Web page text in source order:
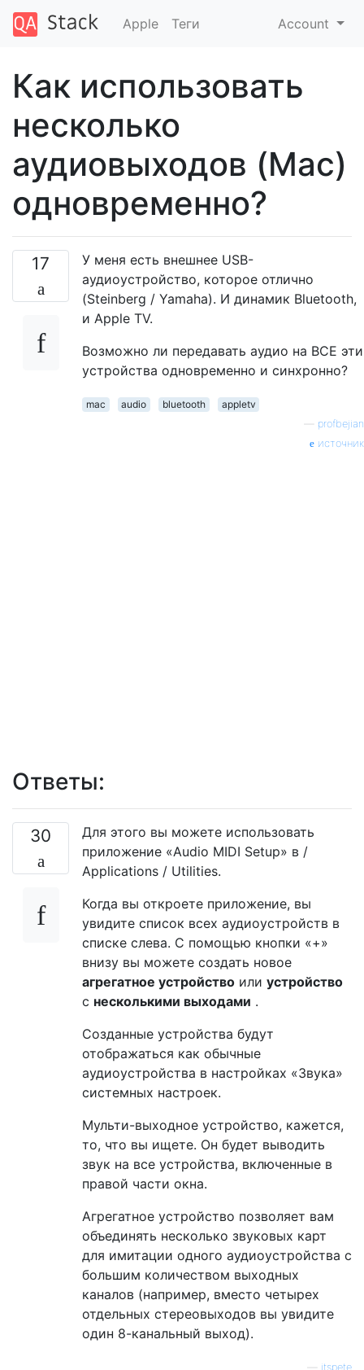
Apple Теги Account
Как использовать
несколько
аудиовыходов (Mac)
одновременно?
17
У меня есть внешнее USB-
аудиоустройство, которое отлично
(Steinberg / Yamaha). И динамик Bluetooth,
и Apple TV.
Возможно ли передавать аудио на ВСЕ эти
устройства одновременно и синхронно?
mac audio bluetooth
appletv
profbejian
источник
Ответы:
30
Для этого вы можете использовать
приложение «Audio MIDI Setup» в /
Applications / Utilities.
Когда вы откроете приложение, вы
увидите список всех аудиоустройств в
списке слева. С помощью кнопки «+»
внизу вы можете создать новое
агрегатное устройство или устройство
с несколькими выходами .
Созданные устройства будут
отображаться как обычные
аудиоустройства в настройках «Звука»
системных настроек.
Мульти-выходное устройство, кажется,
то, что вы ищете. Он будет выводить
звук на все устройства, включенные в
правой части окна.
Агрегатное устройство позволяет вам
объединять несколько звуковых карт
для имитации одного аудиоустройства с
большим количеством выходных
каналов (например, вместо четырех
отдельных стереовыходов вы увидите
один 8-канальный выход).
itspete